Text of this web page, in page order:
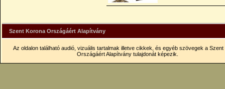
Szent Korona Országáért Alapítvány
Az oldalon található audió, vizuális tartalmak illetve cikkek, és egyéb szövegek a Szent
Országáért Alapítvány tulajdonát képezik.